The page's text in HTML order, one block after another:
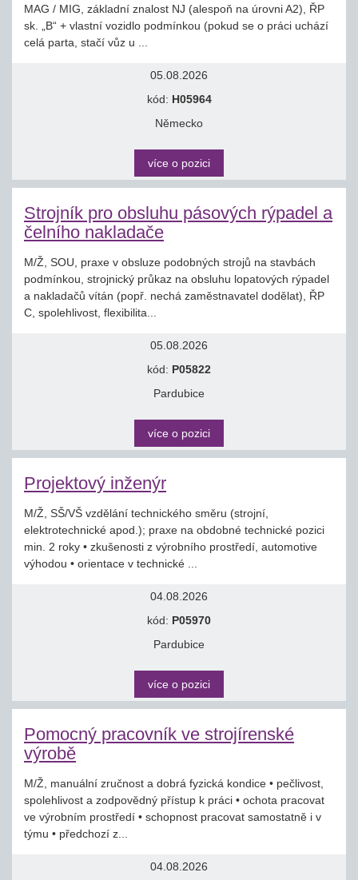
MAG / MIG, základní znalost NJ (alespoň na úrovni A2), ŘP
sk. „B“ + vlastní vozidlo podmínkou (pokud se o práci uchází
celá parta, stačí vůz u ...
05.08.2026
kód: H05964
Německo
více o pozici
Strojník pro obsluhu pásových rýpadel a
čelního nakladače
M/Ž, SOU, praxe v obsluze podobných strojů na stavbách
podmínkou, strojnický průkaz na obsluhu lopatových rýpadel
a nakladačů vítán (popř. nechá zaměstnavatel dodělat), ŘP
C, spolehlivost, flexibilita...
05.08.2026
kód: P05822
Pardubice
více o pozici
Projektový inženýr
M/Ž, SŠ/VŠ vzdělání technického směru (strojní,
elektrotechnické apod.); praxe na obdobné technické pozici
min. 2 roky • zkušenosti z výrobního prostředí, automotive
výhodou • orientace v technické ...
04.08.2026
kód: P05970
Pardubice
více o pozici
Pomocný pracovník ve strojírenské
výrobě
M/Ž, manuální zručnost a dobrá fyzická kondice • pečlivost,
spolehlivost a zodpovědný přístup k práci • ochota pracovat
ve výrobním prostředí • schopnost pracovat samostatně i v
týmu • předchozí z...
04.08.2026